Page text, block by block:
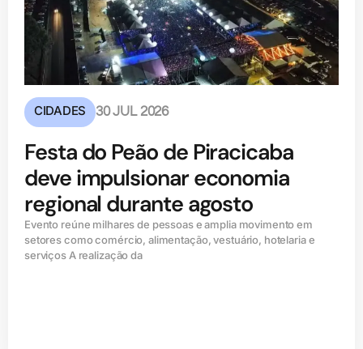
CIDADES 30 JUL 2026
Festa do Peão de Piracicaba
deve impulsionar economia
regional durante agosto
Evento reúne milhares de pessoas e amplia movimento em
setores como comércio, alimentação, vestuário, hotelaria e
serviços A realização da